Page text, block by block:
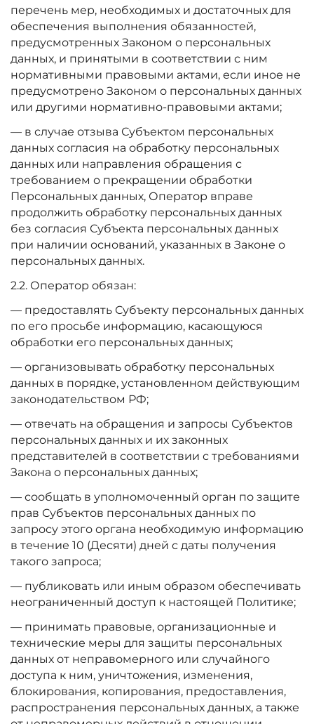
перечень мер, необходимых и достаточных для
обеспечения выполнения обязанностей,
предусмотренных Законом о персональных
данных, и принятыми в соответствии с ним
нормативными правовыми актами, если иное не
предусмотрено Законом о персональных данных
или другими нормативно-правовыми актами;
— в случае отзыва Субъектом персональных
данных согласия на обработку персональных
данных или направления обращения с
требованием о прекращении обработки
Персональных данных, Оператор вправе
продолжить обработку персональных данных
без согласия Субъекта персональных данных
при наличии оснований, указанных в Законе о
персональных данных.
2.2. Оператор обязан:
— предоставлять Субъекту персональных данных
по его просьбе информацию, касающуюся
обработки его персональных данных;
— организовывать обработку персональных
данных в порядке, установленном действующим
законодательством РФ;
— отвечать на обращения и запросы Субъектов
персональных данных и их законных
представителей в соответствии с требованиями
Закона о персональных данных;
— сообщать в уполномоченный орган по защите
прав Субъектов персональных данных по
запросу этого органа необходимую информацию
в течение 10 (Десяти) дней с даты получения
такого запроса;
— публиковать или иным образом обеспечивать
неограниченный доступ к настоящей Политике;
— принимать правовые, организационные и
технические меры для защиты персональных
данных от неправомерного или случайного
доступа к ним, уничтожения, изменения,
блокирования, копирования, предоставления,
распространения персональных данных, а также